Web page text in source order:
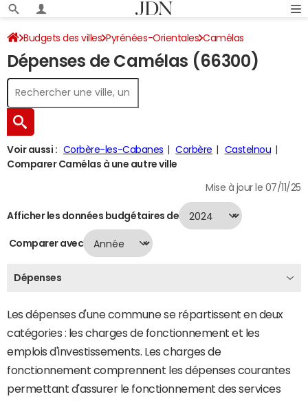
Budgets des villes Pyrénées-Orientales Camélas
Dépenses 2024
Dépenses de Camélas (66300)
Voir aussi : Corbère-les-Cabanes Corbère
Castelnou
Comparer Camélas à une autre ville
Mise à jour le 07/11/25
Afficher les données budgétaires de
Comparer avec
Dépenses
Les dépenses d'une commune se répartissent en deux
catégories : les charges de fonctionnement et les
emplois d'investissements. Les charges de
fonctionnement comprennent les dépenses courantes
permettant d'assurer le fonctionnement des services